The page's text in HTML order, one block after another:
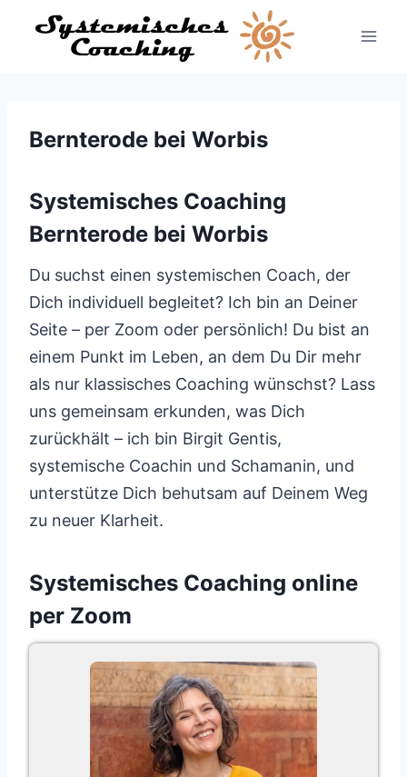
Inhalt
Bernterode bei Worbis
Systemisches Coaching
Bernterode bei Worbis
Du suchst einen systemischen Coach, der
Dich individuell begleitet? Ich bin an Deiner
Seite – per Zoom oder persönlich! Du bist an
einem Punkt im Leben, an dem Du Dir mehr
als nur klassisches Coaching wünschst? Lass
uns gemeinsam erkunden, was Dich
zurückhält – ich bin Birgit Gentis,
systemische Coachin und Schamanin, und
unterstütze Dich behutsam auf Deinem Weg
zu neuer Klarheit.
Systemisches Coaching online
per Zoom